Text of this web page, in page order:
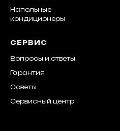
Напольные
кондиционеры
СЕРВИС
Вопросы и ответы
Гарантия
Советы
Сервисный центр